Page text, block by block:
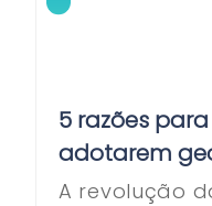
5 razões
adotarem
A revolução